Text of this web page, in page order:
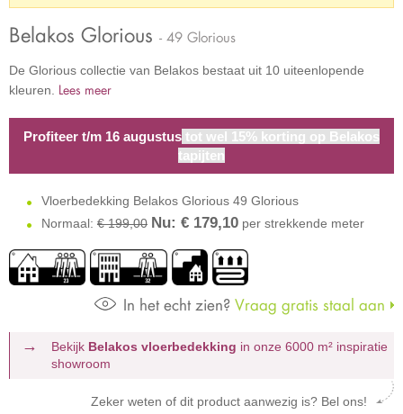
Belakos Glorious - 49 Glorious
De Glorious collectie van Belakos bestaat uit 10 uiteenlopende
kleuren. Lees meer
Profiteer t/m 16 augustus tot wel 15% korting op Belakos
tapijten
Vloerbedekking Belakos Glorious 49 Glorious
Normaal: € 199,00 Nu: € 179,10 per strekkende meter
In het echt zien? Vraag gratis staal aan
Bekijk Belakos vloerbedekking in onze 6000 m² inspiratie
showroom
Zeker weten of dit product aanwezig is? Bel ons!